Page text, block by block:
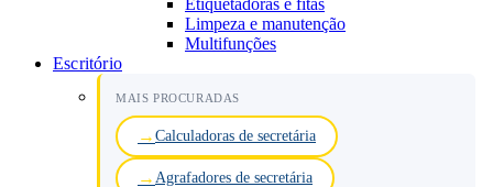
Etiquetadoras e fitas
Limpeza e manutenção
Multifunções
Escritório
MAIS PROCURADAS
Calculadoras de secretária
Agrafadores de secretária